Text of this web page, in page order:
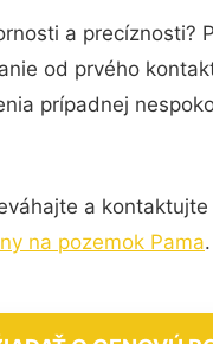
a precíznosti?
od prvého
prípadnej
a
na pozemok Pama.